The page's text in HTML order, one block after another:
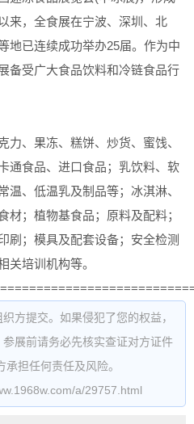
来，全食展在宁波、深圳、北
地已连续成功举办25届。作为中
备受广大食品饮料和冷链食品行
力、果冻、糕饼、炒货、蜜饯、
通食品、进口食品；乳饮料、软
温、低温乳及制品等；冰淇淋、
材；植物基食品；原料及配料；
刷；模具及配套设备；安全检测
关培训机构等。
方提交。如果侵犯了您的权益，
展前请务必先核实查证对方证件
担任何责任及风险。
a/29757.html